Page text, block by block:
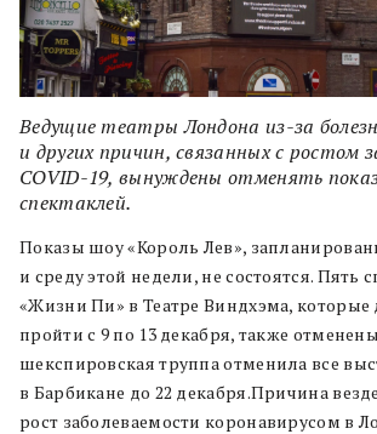
Ведущие театры Лондона из-за
и других причин, связанных с ростом
COVID-19, вынуждены отменять
спектаклей.
Показы шоу «Король Лев»,
и среду этой недели, не состоятся. Пять
«Жизни Пи» в Театре Виндхэма,
пройти с 9 по 13 декабря, также
шекспировская труппа отменила все
в Барбикане до 22 декабря.Причина
рост заболеваемости коронавирусом в